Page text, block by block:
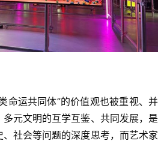
命运共同体”的价值观也被重视、并
元文明的互学互鉴、共同发展，是
社会等问题的深度思考，而艺术家